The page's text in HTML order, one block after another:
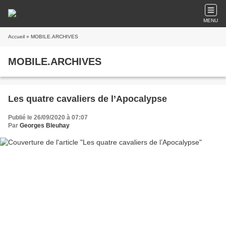
MENU
Accueil » MOBILE.ARCHIVES
MOBILE.ARCHIVES
Les quatre cavaliers de l’Apocalypse
Publié le 26/09/2020 à 07:07
Par Georges Bleuhay